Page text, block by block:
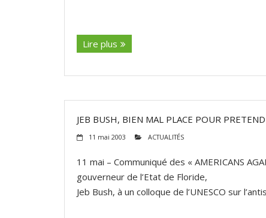
Lire plus
JEB BUSH, BIEN MAL PLACE POUR
11 mai 2003 ACTUALITÉS
11 mai – Communiqué des « AMERICANS
gouverneur de l’Etat de Floride,
Jeb Bush, à un colloque de l’UNESCO sur